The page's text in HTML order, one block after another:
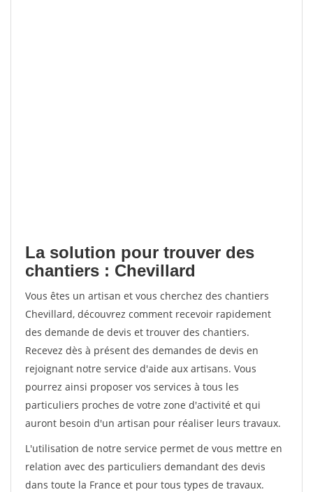
La solution pour trouver des
chantiers : Chevillard
Vous êtes un artisan et vous cherchez des chantiers
Chevillard, découvrez comment recevoir rapidement
des demande de devis et trouver des chantiers.
Recevez dès à présent des demandes de devis en
rejoignant notre service d'aide aux artisans. Vous
pourrez ainsi proposer vos services à tous les
particuliers proches de votre zone d'activité et qui
auront besoin d'un artisan pour réaliser leurs travaux.
L'utilisation de notre service permet de vous mettre en
relation avec des particuliers demandant des devis
dans toute la France et pour tous types de travaux.